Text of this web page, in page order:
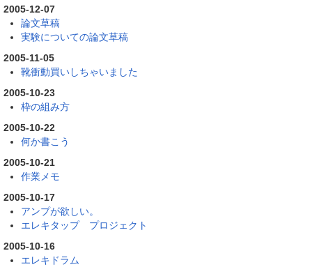
2005-12-07
論文草稿
実験についての論文草稿
2005-11-05
靴衝動買いしちゃいました
2005-10-23
枠の組み方
2005-10-22
何か書こう
2005-10-21
作業メモ
2005-10-17
アンプが欲しい。
エレキタップ プロジェクト
2005-10-16
エレキドラム